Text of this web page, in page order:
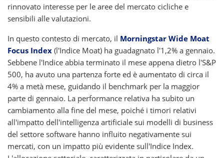
rinnovato interesse per le aree del mercato cicliche e
sensibili alle valutazioni.
In questo contesto di mercato, il Morningstar Wide Moat
Focus Index (l'Indice Moat) ha guadagnato l'1,2% a gennaio.
Sebbene l'Indice abbia terminato il mese appena dietro l'S&P
500, ha avuto una partenza forte ed è aumentato di circa il
4% a metà mese, guidando il benchmark per la maggior
parte di gennaio. La performance relativa ha subito un
cambiamento alla fine del mese, poiché i timori relativi
all'impatto dell'intelligenza artificiale sui modelli di business
del settore software hanno influito negativamente sui
mercati, con un impatto più evidente sull'Indice Index.